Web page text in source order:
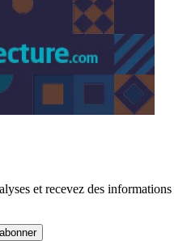
et recevez des informations